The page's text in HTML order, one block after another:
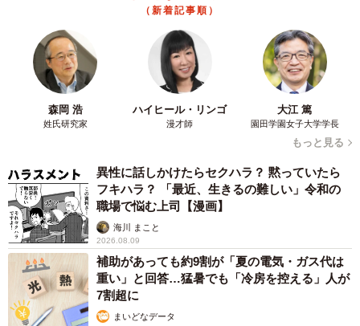
（新着記事順）
森岡 浩
姓氏研究家
ハイヒール・リンゴ
漫才師
大江 篤
園田学園女子大学学長
もっと見る
異性に話しかけたらセクハラ？ 黙っていたら
フキハラ？ 「最近、生きるの難しい」令和の
職場で悩む上司【漫画】
海川 まこと
2026.08.09
補助があっても約9割が「夏の電気・ガス代は
重い」と回答…猛暑でも「冷房を控える」人が
7割超に
まいどなデータ